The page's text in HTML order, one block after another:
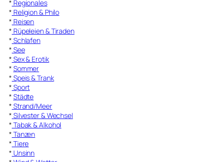
* Regionales
* Religion & Philo
* Reisen
* Rüpeleien & Tiraden
* Schlafen
* See
* Sex & Erotik
* Sommer
* Speis & Trank
* Sport
* Städte
* Strand/Meer
* Silvester & Wechsel
* Tabak & Alkohol
* Tanzen
* Tiere
* Unsinn